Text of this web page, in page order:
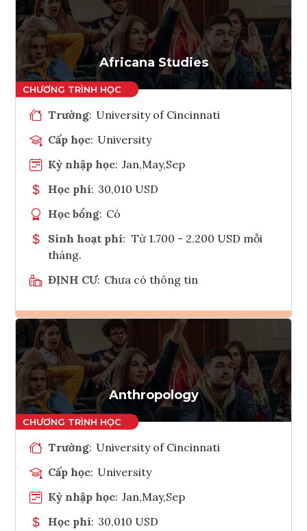
Ghi danh
Tham vấn Interlink
Africana Studies
Trường: University of Cincinnati
Cấp học: University
Kỳ nhập học: Jan,May,Sep
Học phí: 30,010 USD
Học bổng: Có
Sinh hoạt phí: Từ 1.700 - 2.200 USD mỗi
tháng.
ĐỊNH CƯ: Chưa có thông tin
Ghi danh
Tham vấn Interlink
Anthropology
Trường: University of Cincinnati
Cấp học: University
Kỳ nhập học: Jan,May,Sep
Học phí: 30,010 USD